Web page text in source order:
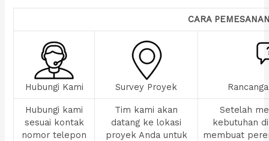
CARA
Hubungi Kami Survey Proyek
Hubungi kami
sesuai kontak
nomor telepon
Tim kami akan
datang ke lokasi
proyek Anda untuk
Setelah
kebutuhan
membuat